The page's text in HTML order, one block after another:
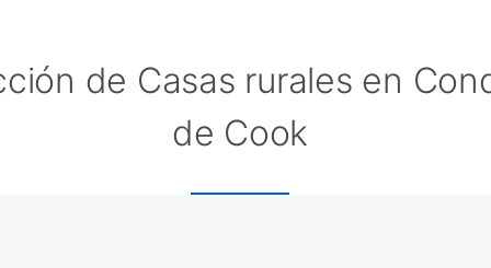
de Casas rurales en
de Cook